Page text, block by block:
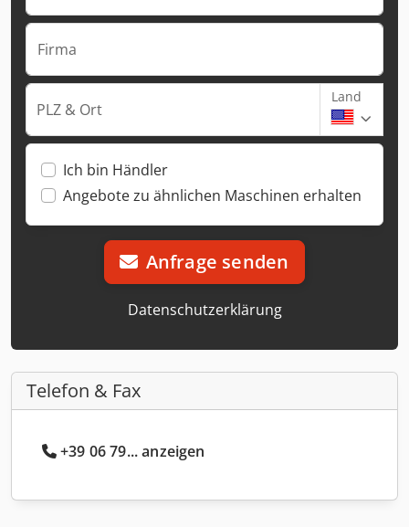
Firma
PLZ & Ort
Land
Ich bin Händler
Angebote zu ähnlichen Maschinen erhalten
Anfrage senden
Datenschutzerklärung
Telefon & Fax
+39 06 79... anzeigen